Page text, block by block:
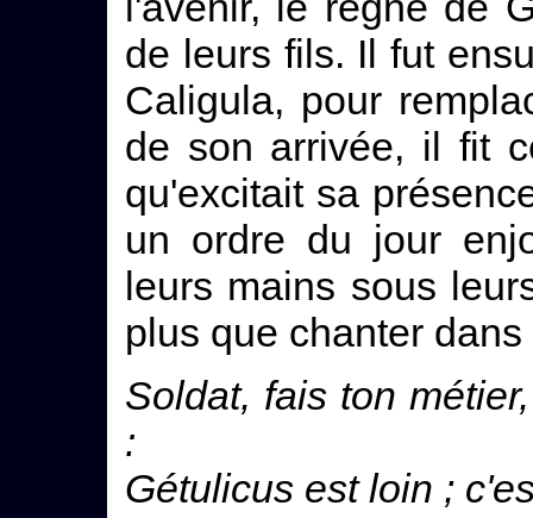
de leurs fils. Il fut
Caligula, pour
de son arrivée, il fit
qu'excitait sa
un ordre du jour
leurs mains sous
plus que chanter
Soldat, fais ton
:
Gétulicus est loin ;